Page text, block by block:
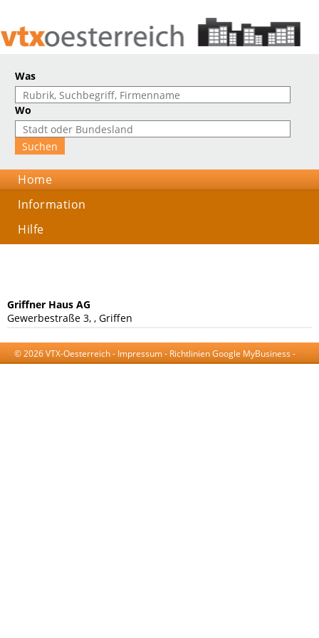
Was
Wo
Home
Information
Hilfe
Griffner Haus AG
Gewerbestraße 3, , Griffen
© 2026 VTX-Oesterreich - Impressum- Richtlinien Google MyBusiness -
AGB-Datenschutzerklärung